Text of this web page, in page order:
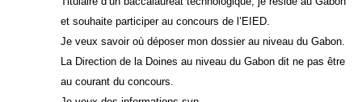
et souhaite participer au concours de l’EIED.
Je veux savoir où déposer mon dossier au niveau du Gabon.
La Direction de la Doines au niveau du Gabon dit ne pas être
au courant du concours.